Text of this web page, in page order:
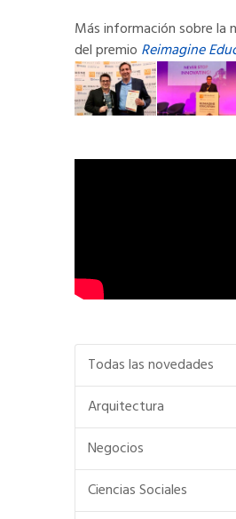
Más información sobre la
del premio Reimagine
Todas las novedades
Arquitectura
Negocios
Ciencias Sociales